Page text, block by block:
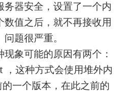
器安全，设置了一个内
值之后，就不再接收用
题很严重。
象可能的原因有两个：
这种方式会使用堆外内
一个版本，在此之前的